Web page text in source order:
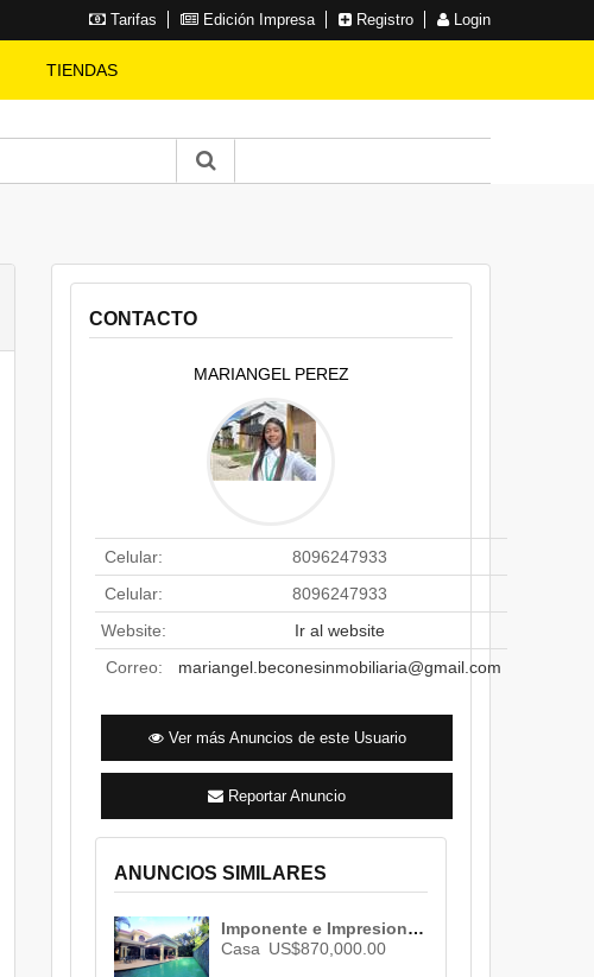
Tarifas Edición Impresa Registro Login
TIENDAS
CONTACTO
MARIANGEL PEREZ
Celular:
8096247933
Celular:
8096247933
Website:
Ir al website
Correo:
mariangel.beconesinmobiliaria@gmail.com
Ver más Anuncios de este Usuario
Reportar Anuncio
ANUNCIOS SIMILARES
Imponente e Impresionante Casa en Venta en Cuesta Hermosa II ID 1959
Casa US$870,000.00